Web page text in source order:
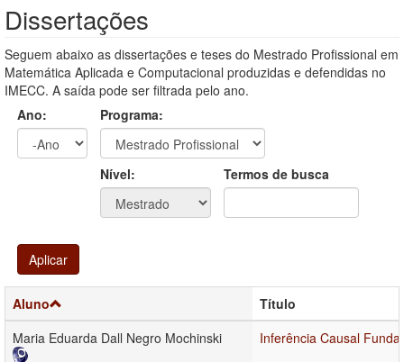
Dissertações
Seguem abaixo as dissertações e teses do Mestrado Profissional em
Matemática Aplicada e Computacional produzidas e defendidas no
IMECC. A saída pode ser filtrada pelo ano.
Ano:
Programa:
Nível: Termos de busca
Aplicar
Aluno
Título
Maria Eduarda Dall Negro Mochinski
Inferência Causal